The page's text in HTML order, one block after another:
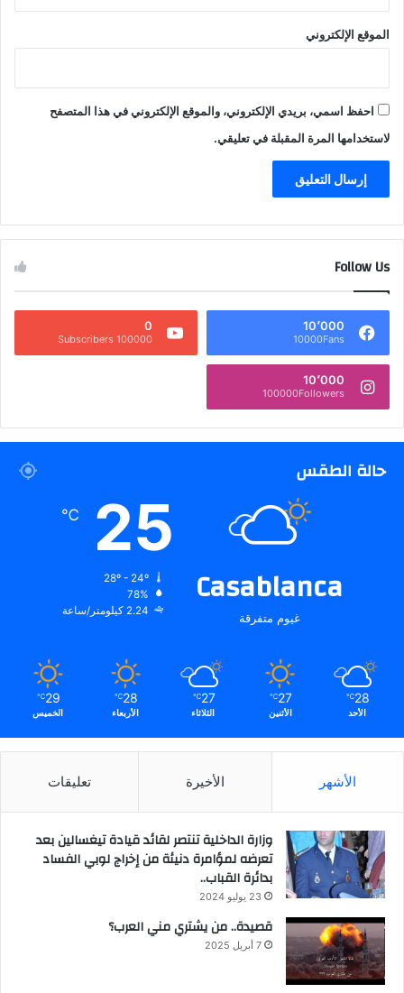
الموقع الإلكتروني
احفظ اسمي، بريدي الإلكتروني، والموقع الإلكتروني في هذا المتصفح
لاستخدامها المرة المقبلة في تعليقي.
Follow Us
10٬000
10000Fans
0
100000 Subscribers
10٬000
100000Followers
حالة الطقس
Casablanca
غيوم متفرقة
25
℃
78%
2.24 كيلومتر/ساعة
28
℃
الأحد
27
℃
الأثنين
27
℃
الثلاثاء
28
℃
الأربعاء
29
℃
الخميس
الأشهر الأخيرة تعليقات
وزارة الداخلية تنتصر لقائد قيادة تيغسالين بعد
تعرضه لمؤامرة دنيئة من إخراج لوبي الفساد
بدائرة القباب..
23 يوليو 2024
قصيدة.. من يشتري مني العرب؟
7 أبريل 2025